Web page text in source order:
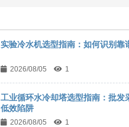
实验冷水机选型指南：如何识别靠
2026/08/05 1
工业循环水冷却塔选型指南：批发
低效陷阱
2026/08/05 1